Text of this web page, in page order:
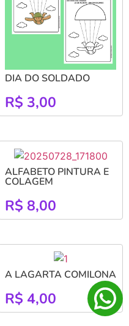
DIA DO SOLDADO
R$ 3,00
ALFABETO PINTURA E
COLAGEM
R$ 8,00
A LAGARTA COMILONA
R$ 4,00